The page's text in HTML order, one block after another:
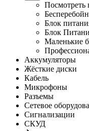
Посмотреть
Блок
Блок
Маленькие
Аккумуляторы
Жёсткие диски
Кабель
Микрофоны
Разъемы
Сетевое
Сигнализации
СКУД